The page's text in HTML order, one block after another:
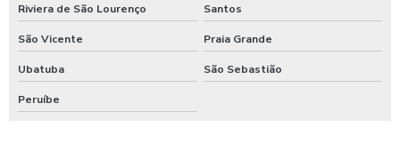
Refeições coletivas e industriais
Refeições coletivas para empresas
Riviera de São Lourenço Santos
São Vicente Praia Grande
Ubatuba São Sebastião
Peruíbe